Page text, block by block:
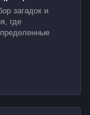
загадок и
где